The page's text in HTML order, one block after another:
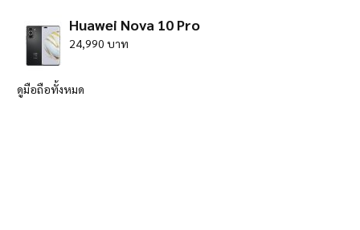
Huawei Nova 10 Pro
24,990 บาท
ดูมือถือทั้งหมด